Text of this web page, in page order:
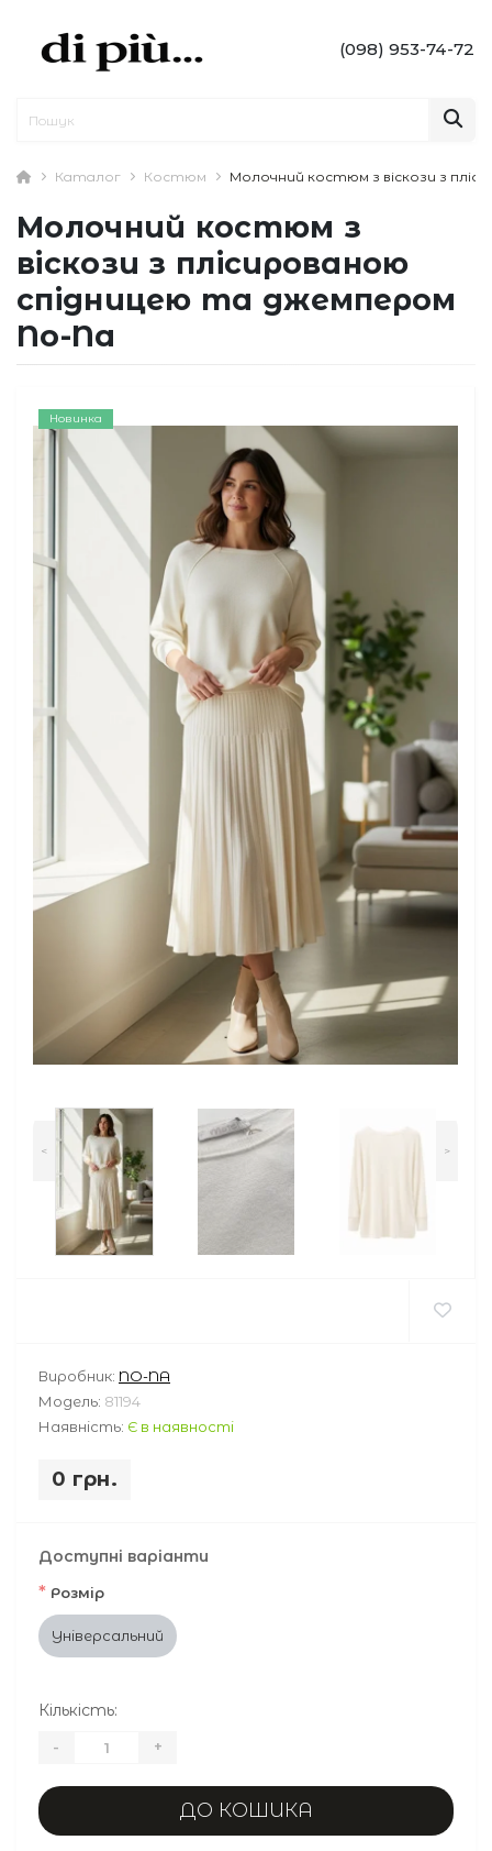
(098) 953-74-72
Каталог Костюм Молочний костюм з віскози з
Молочний костюм з
віскози з плісированою
спідницею та джемпером
No-Na
Новинка
< >
Виробник: NO-NA
Модель: 81194
Наявність: Є в наявності
0 грн.
Доступні варіанти
* Розмір
Універсальний
Кількість:
- +
ДО КОШИКА